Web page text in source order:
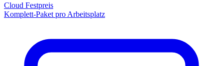
Cloud Festpreis
Komplett-Paket pro Arbeitsplatz